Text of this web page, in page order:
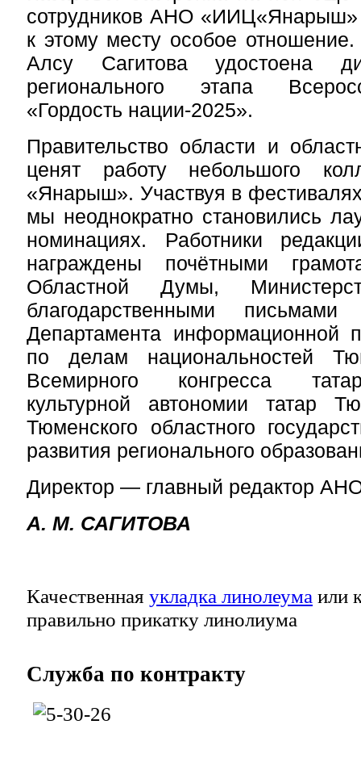
сотрудников АНО «ИИЦ«Янарыш»
к этому месту особое
Алсу Сагитова удостоена
регионального этапа
«Гордость нации-2025».
Правительство области и
ценят работу небольшого
«Янарыш». Участвуя в
мы неоднократно становились
номинациях. Работники
награждены почётными
Областной Думы,
благодарственными письмами
Департамента информационной
по делам национальностей
Всемирного конгресса
культурной автономии татар
Тюменского областного
развития регионального
Директор — главный редактор
А. М. САГИТОВА
Качественная укладка линолеума или
правильно прикатку линолиума
Служба по контракту